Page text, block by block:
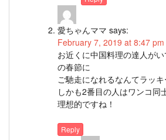
愛ちゃんママ says:
February 7, 2019 at 8:47 pm
お近くに中国料理の達人が
の春節に
ご馳走になれるなんてラッキ
しかも2番目の人はワンコ同
理想的ですね！
Reply